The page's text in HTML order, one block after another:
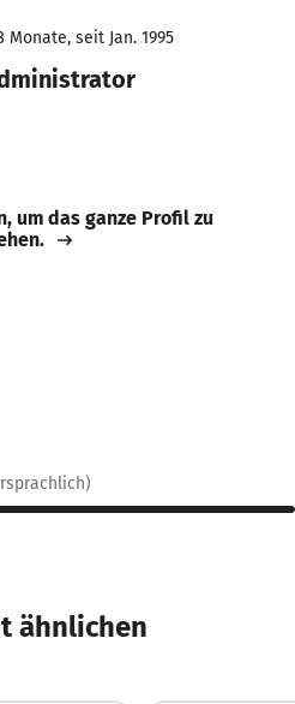
Monate, seit Jan. 1995
um das ganze Profil zu
ähnlichen